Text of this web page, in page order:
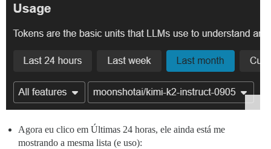
Agora eu clico em Últimas 24 horas, ele ainda está me
mostrando a mesma lista (e uso):